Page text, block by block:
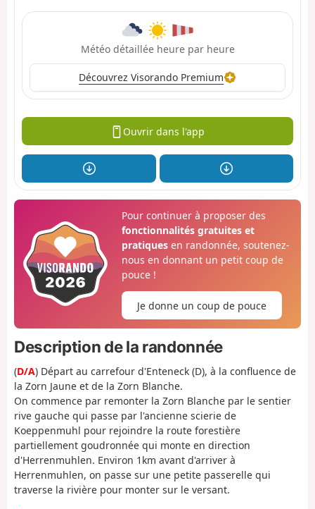
Météo détaillée heure par heure
Découvrez Visorando Premium
Ouvrir dans l'app
Pour continuer à proposer des
fonctionnalités gratuites et
pratiquesen randonnée, soutenez-
nous en donnant un petit coup de
pouce !
Je donne un coup de pouce
Description de la randonnée
(D/A) Départ au carrefour d'Enteneck (D), à la confluence de
la Zorn Jaune et de la Zorn Blanche.
On commence par remonter la Zorn Blanche par le sentier
rive gauche qui passe par l'ancienne scierie de
Koeppenmuhl pour rejoindre la route forestière
partiellement goudronnée qui monte en direction
d'Herrenmuhlen. Environ 1km avant d'arriver à
Herrenmuhlen, on passe sur une petite passerelle qui
traverse la rivière pour monter sur le versant.